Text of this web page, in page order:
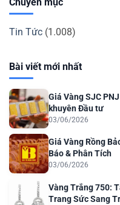
Tin Tức (1.008)
Bài viết mới nhất
Giá Vàng SJC
khuyên Đầu tư
03/06/2026
Giá Vàng Rồng
Báo & Phân Tích
03/06/2026
Vàng Trắng 750:
Trang Sức Sang